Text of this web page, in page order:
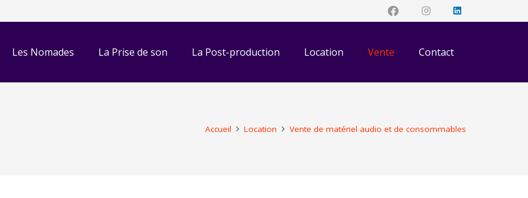
Les Nomades La Prise de son La Post-production Location Vente Contact
Accueil Location Vente de matériel audio et de consommables